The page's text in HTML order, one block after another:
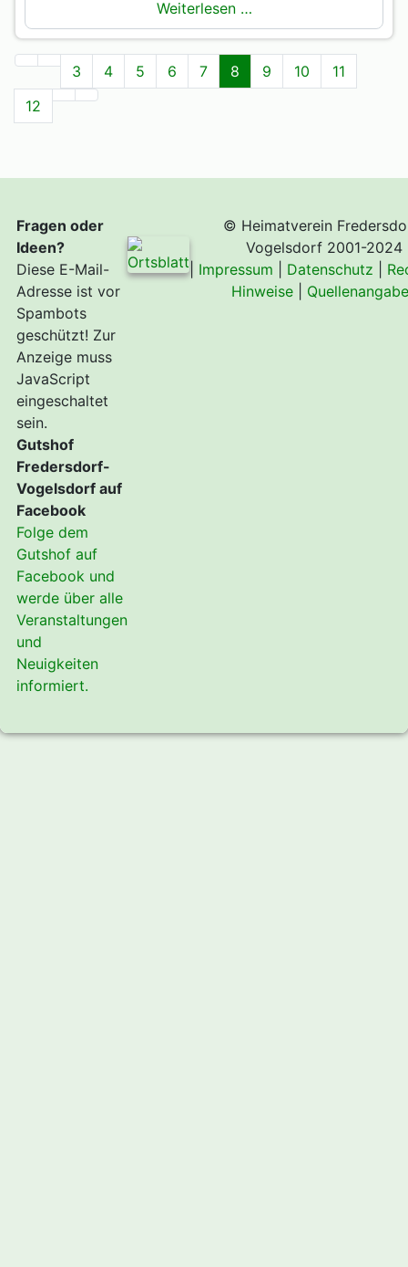
Weiterlesen …
3 4 5 6 7 8 9 10
11
12
Fragen oder
Ideen?
Diese E-Mail-
Adresse ist vor
Spambots
geschützt! Zur
Anzeige muss
JavaScript
eingeschaltet
sein.
Gutshof
Fredersdorf-
Vogelsdorf auf
Facebook
Folge dem
Gutshof auf
Facebook und
werde über alle
Veranstaltungen
und
Neuigkeiten
informiert.
© Heimatverein
Vogelsdorf 2001-2024
Impressum Datenschutz
Hinweise|